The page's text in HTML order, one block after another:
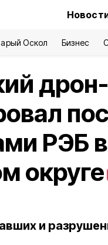
Оскол Бизнес
РЭБ
округе
и